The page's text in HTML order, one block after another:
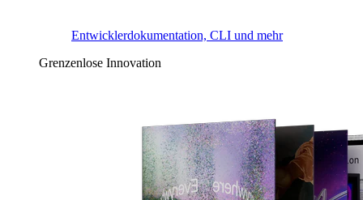
Entwicklerdokumentation, CLI und mehr
Grenzenlose Innovation